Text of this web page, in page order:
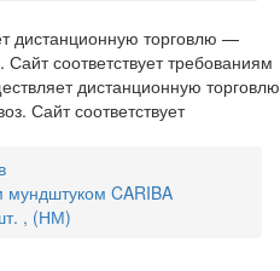
дистанционную торговлю —
Сайт соответствует требованиям
дистанционную торговлю
Сайт соответствует
CARIBA
, (НМ)